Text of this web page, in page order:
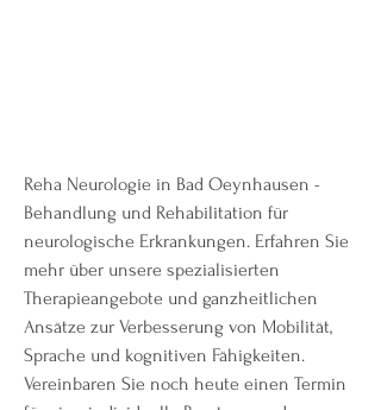
Reha Neurologie in Bad Oeynhausen -
Behandlung und Rehabilitation für
neurologische Erkrankungen. Erfahren Sie
mehr über unsere spezialisierten
Therapieangebote und ganzheitlichen
Ansätze zur Verbesserung von Mobilität,
Sprache und kognitiven Fähigkeiten.
Vereinbaren Sie noch heute einen Termin